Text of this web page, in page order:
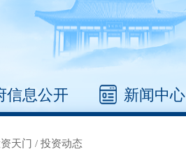
信息公开 新闻中心
天门 / 投资动态